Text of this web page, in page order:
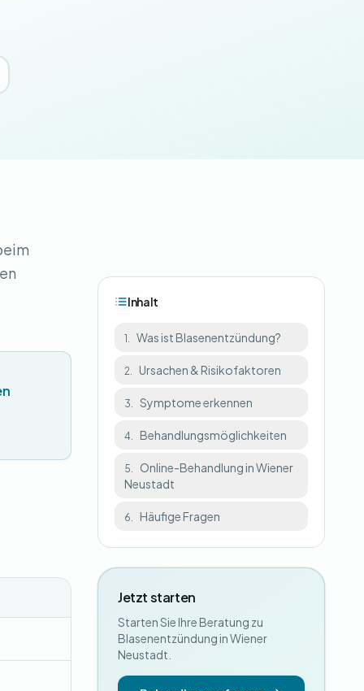
Inhalt
1. Was ist Blasenentzündung?
2. Ursachen & Risikofaktoren
3. Symptome erkennen
4. Behandlungsmöglichkeiten
5.
Online-Behandlung in Wiener
Neustadt
6. Häufige Fragen
Jetzt starten
Starten Sie Ihre Beratung zu
Blasenentzündung in Wiener
Neustadt.